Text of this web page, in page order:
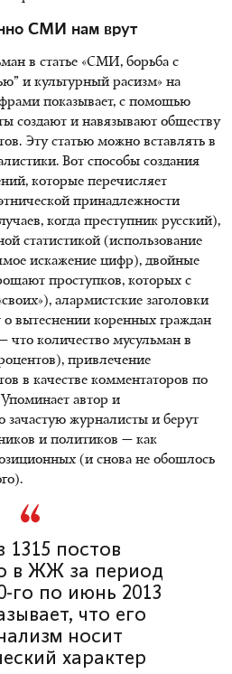
СМИ нам врут
в статье «СМИ, борьба с
и культурный расизм» на
показывает, с помощью
создают и навязывают обществу
Эту статью можно вставлять в
Вот способы создания
которые перечисляет
принадлежности
когда преступник русский),
статистикой (использование
искажение цифр), двойные
проступков, которых с
алармистские заголовки
о вытеснении коренных граждан
что количество мусульман в
привлечение
в качестве комментаторов по
автор и
зачастую журналисты и берут
и политиков — как
(и снова не обошлось
1315 постов
в ЖЖ за период
го по июнь 2013
что его
носит
характер